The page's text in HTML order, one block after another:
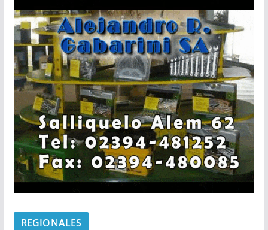
REGIONALES